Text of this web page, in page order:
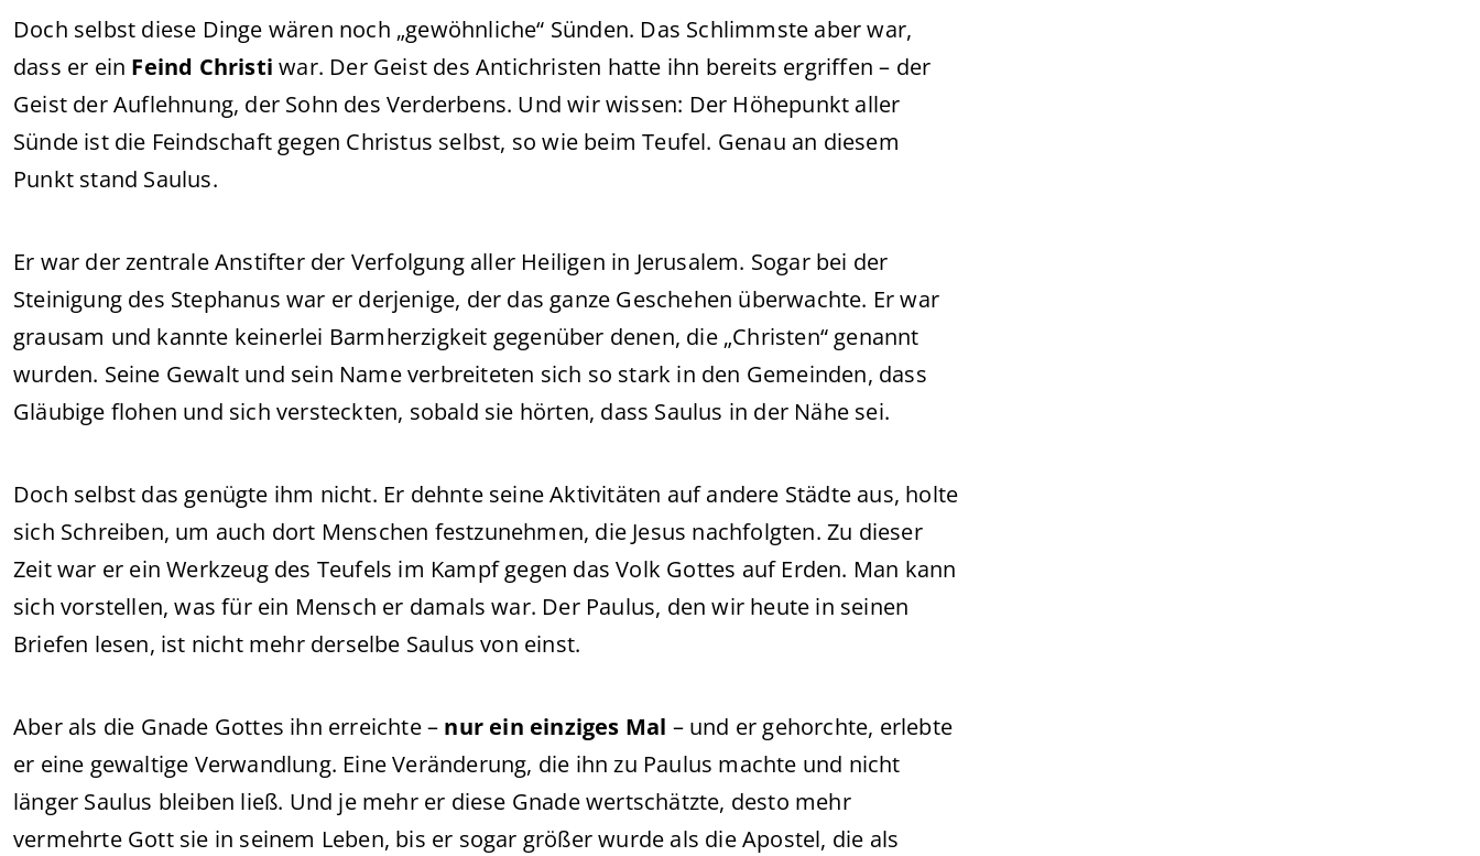
Doch selbst diese Dinge wären noch „gewöhnliche“ Sünden. Das Schlimmste aber war,
dass er ein Feind Christi war. Der Geist des Antichristen hatte ihn bereits ergriffen – der
Geist der Auflehnung, der Sohn des Verderbens. Und wir wissen: Der Höhepunkt aller
Sünde ist die Feindschaft gegen Christus selbst, so wie beim Teufel. Genau an diesem
Punkt stand Saulus.
Er war der zentrale Anstifter der Verfolgung aller Heiligen in Jerusalem. Sogar bei der
Steinigung des Stephanus war er derjenige, der das ganze Geschehen überwachte. Er war
grausam und kannte keinerlei Barmherzigkeit gegenüber denen, die „Christen“ genannt
wurden. Seine Gewalt und sein Name verbreiteten sich so stark in den Gemeinden, dass
Gläubige flohen und sich versteckten, sobald sie hörten, dass Saulus in der Nähe sei.
Doch selbst das genügte ihm nicht. Er dehnte seine Aktivitäten auf andere Städte aus, holte
sich Schreiben, um auch dort Menschen festzunehmen, die Jesus nachfolgten. Zu dieser
Zeit war er ein Werkzeug des Teufels im Kampf gegen das Volk Gottes auf Erden. Man kann
sich vorstellen, was für ein Mensch er damals war. Der Paulus, den wir heute in seinen
Briefen lesen, ist nicht mehr derselbe Saulus von einst.
Aber als die Gnade Gottes ihn erreichte – nur ein einziges Mal – und er gehorchte, erlebte
er eine gewaltige Verwandlung. Eine Veränderung, die ihn zu Paulus machte und nicht
länger Saulus bleiben ließ. Und je mehr er diese Gnade wertschätzte, desto mehr
vermehrte Gott sie in seinem Leben, bis er sogar größer wurde als die Apostel, die als